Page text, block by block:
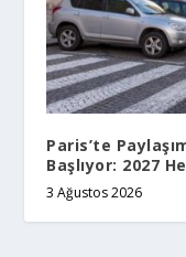
Paris’te
Başlıyor: 2027
3 Ağustos 2026